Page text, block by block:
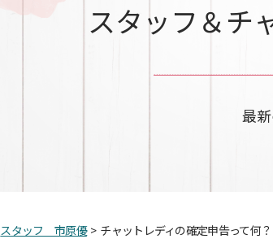
スタッフ＆チ
最
スタッフ 市原優> チャットレディの確定申告って何？